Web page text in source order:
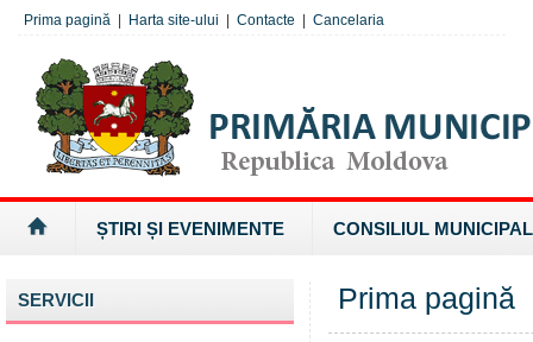
Prima pagină Harta site-ului Contacte Cancelaria
ȘTIRI ȘI EVENIMENTE CONSILIUL MUNICIPAL
SERVICII Prima pagină